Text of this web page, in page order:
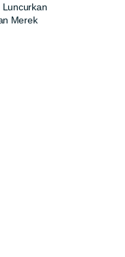
Luncurkan
Merek